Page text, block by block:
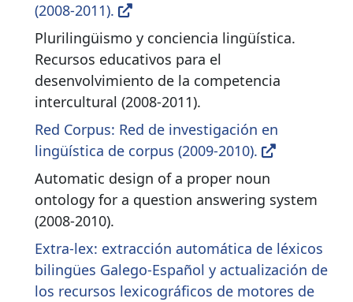
(2008-2011).
Plurilingüismo y conciencia lingüística.
Recursos educativos para el
desenvolvimiento de la competencia
intercultural (2008-2011).
Red Corpus: Red de investigación en
lingüística de corpus (2009-2010).
Automatic design of a proper noun
ontology for a question answering system
(2008-2010).
Extra-lex: extracción automática de léxicos
bilingües Galego-Español y actualización de
los recursos lexicográficos de motores de